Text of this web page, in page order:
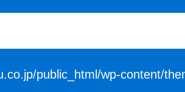
public_html/wp-content/